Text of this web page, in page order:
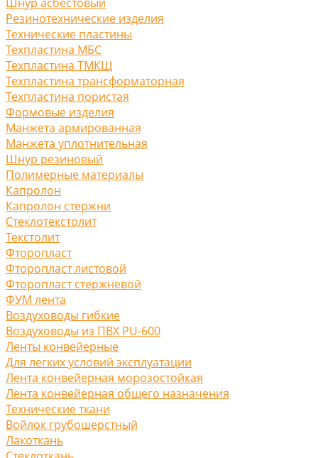
Резинотехнические изделия
Технические пластины
Техпластина МБС
Техпластина ТМКЩ
Техпластина трансформаторная
Техпластина пористая
Формовые изделия
Манжета армированная
Манжета уплотнительная
Шнур резиновый
Полимерные материалы
Капролон
Капролон стержни
Стеклотекстолит
Текстолит
Фторопласт
Фторопласт листовой
Фторопласт стержневой
ФУМ лента
Воздуховоды гибкие
Воздуховоды из ПВХ PU-600
Ленты конвейерные
Для легких условий эксплуатации
Лента конвейерная морозостойкая
Лента конвейерная общего назначения
Технические ткани
Войлок грубошерстный
Лакоткань